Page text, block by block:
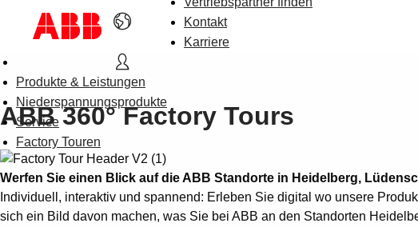
Kontakt
Karriere
Produkte & Leistungen
Niederspannungsprodukte
Service
Factory Touren
ABB 360° Factory Tours
Werfen Sie einen Blick auf die ABB Standorte in Heidelberg,
Individuell, interaktiv und spannend: Erleben Sie digital wo unsere
sich ein Bild davon machen, was Sie bei ABB an den Standorten